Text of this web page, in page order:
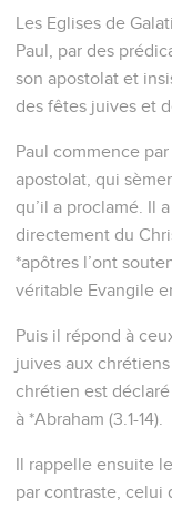
Les Eglises de
Paul, par des
son apostolat et
des fêtes juives et
Paul commence
apostolat, qui
qu’il a proclamé. Il
directement du
*apôtres l’ont
véritable Evangile
Puis il répond à
juives aux chrétiens
chrétien est
à *Abraham (3.1-14).
Il rappelle ensuite
par contraste, celui